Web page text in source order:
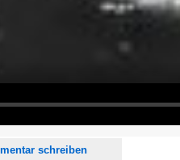
schreiben
aus Deinem Kommentar entfernt.
Seite weitere Kommentare erscheinen.